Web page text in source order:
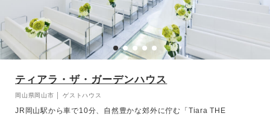
ティアラ・ザ・ガーデンハウス
岡山県岡山市 │ ゲストハウス
JR岡山駅から車で10分、自然豊かな郊外に佇む「Tiara THE